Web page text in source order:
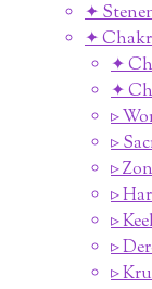
✦
✦
✦
✦
▹
▹
▹
▹
▹
▹
▹